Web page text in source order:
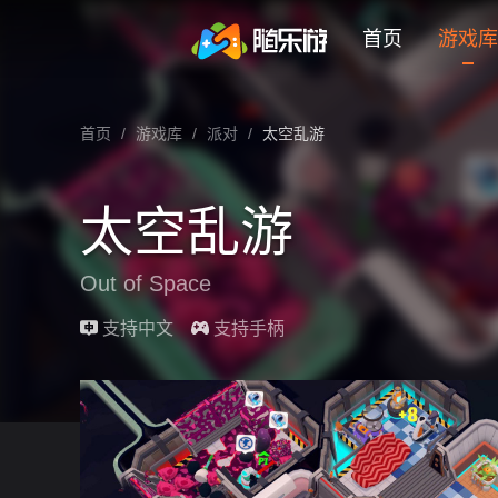
首页 游戏库
太空乱游
太空乱游 云游戏在线玩介绍
首页 / 游戏库 / 派对 / 太空乱游
太空乱游
Out of Space
最近更新：2026-03-17
支持中文
支持手柄